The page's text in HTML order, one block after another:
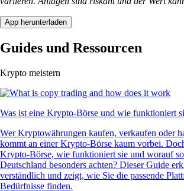
App herunterladen
Guides und Ressourcen
Krypto meistern
Was ist eine Krypto-Börse und wie funktioniert
Wer Kryptowährungen kaufen, verkaufen oder
kommt an einer Krypto-Börse kaum vorbei.
Krypto-Börse, wie funktioniert sie und worauf
Deutschland besonders achten? Dieser Guide
verständlich und zeigt, wie Sie die passende
Bedürfnisse finden.